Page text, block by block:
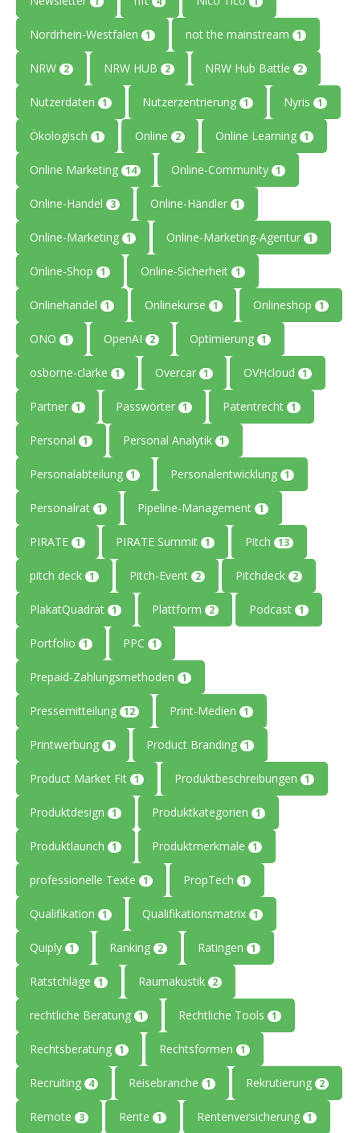
Nordrhein-Westfalen 1 not the mainstream 1
NRW 2 NRW HUB 2 NRW Hub Battle 2
Nutzerdaten 1 Nutzerzentrierung 1 Nyris 1
Ökologisch 1 Online 2 Online Learning 1
Online Marketing 14 Online-Community 1
Online-Handel 3 Online-Händler 1
Online-Marketing 1 Online-Marketing-Agentur 1
Online-Shop 1 Online-Sicherheit 1
Onlinehandel 1 Onlinekurse 1 Onlineshop 1
ONO 1 OpenAI 2 Optimierung 1
osborne-clarke 1 Overcar 1 OVHcloud 1
Partner 1 Passwörter 1 Patentrecht 1
Personal 1 Personal Analytik 1
Personalabteilung 1 Personalentwicklung 1
Personalrat 1 Pipeline-Management 1
PIRATE 1 PIRATE Summit 1 Pitch 13
pitch deck 1 Pitch-Event 2 Pitchdeck 2
PlakatQuadrat 1 Plattform 2 Podcast 1
Portfolio 1 PPC 1
Prepaid-Zahlungsmethoden 1
Pressemitteilung 12 Print-Medien 1
Printwerbung 1 Product Branding 1
Product Market Fit 1 Produktbeschreibungen 1
Produktdesign 1 Produktkategorien 1
Produktlaunch 1 Produktmerkmale 1
professionelle Texte 1 PropTech 1
Qualifikation 1 Qualifikationsmatrix 1
Quiply 1 Ranking 2 Ratingen 1
Ratstchläge 1 Raumakustik 2
rechtliche Beratung 1 Rechtliche Tools 1
Rechtsberatung 1 Rechtsformen 1
Recruiting 4 Reisebranche 1 Rekrutierung 2
Remote 3 Rente 1 Rentenversicherung 1